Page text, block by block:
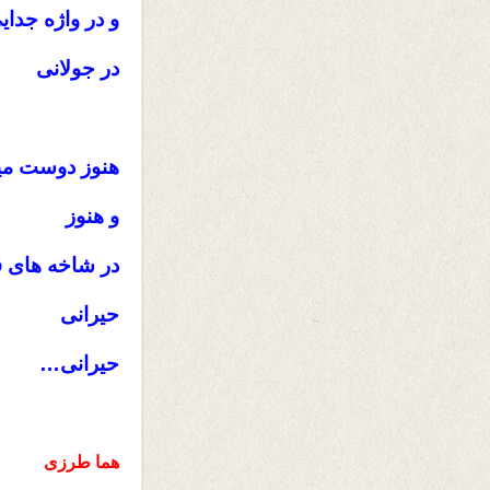
و در واژه
در جولانی
هنوز دوست
و هنوز
در شاخه های
حیرانی
حیرانی…
هما طرزی